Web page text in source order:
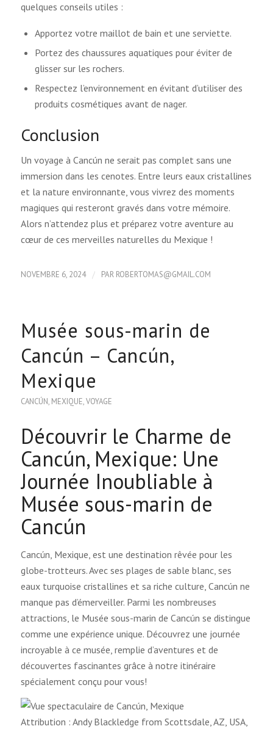
quelques conseils utiles :
Apportez votre maillot de bain et une serviette.
Portez des chaussures aquatiques pour éviter de
glisser sur les rochers.
Respectez l’environnement en évitant d’utiliser des
produits cosmétiques avant de nager.
Conclusion
Un voyage à Cancún ne serait pas complet sans une
immersion dans les cenotes. Entre leurs eaux cristallines
et la nature environnante, vous vivrez des moments
magiques qui resteront gravés dans votre mémoire.
Alors n’attendez plus et préparez votre aventure au
cœur de ces merveilles naturelles du Mexique !
NOVEMBRE 6, 2024 / PAR ROBERTOMAS@GMAIL.COM
Musée sous-marin de
Cancún – Cancún,
Mexique
CANCÚN, MEXIQUE,VOYAGE
Découvrir le Charme de
Cancún, Mexique: Une
Journée Inoubliable à
Musée sous-marin de
Cancún
Cancún, Mexique, est une destination rêvée pour les
globe-trotteurs. Avec ses plages de sable blanc, ses
eaux turquoise cristallines et sa riche culture, Cancún ne
manque pas d’émerveiller. Parmi les nombreuses
attractions, le Musée sous-marin de Cancún se distingue
comme une expérience unique. Découvrez une journée
incroyable à ce musée, remplie d’aventures et de
découvertes fascinantes grâce à notre itinéraire
spécialement conçu pour vous!
Attribution : Andy Blackledge from Scottsdale, AZ, USA,